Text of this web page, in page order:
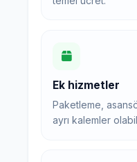
Ek hizmetler
Paketleme,
ayrı kalemler